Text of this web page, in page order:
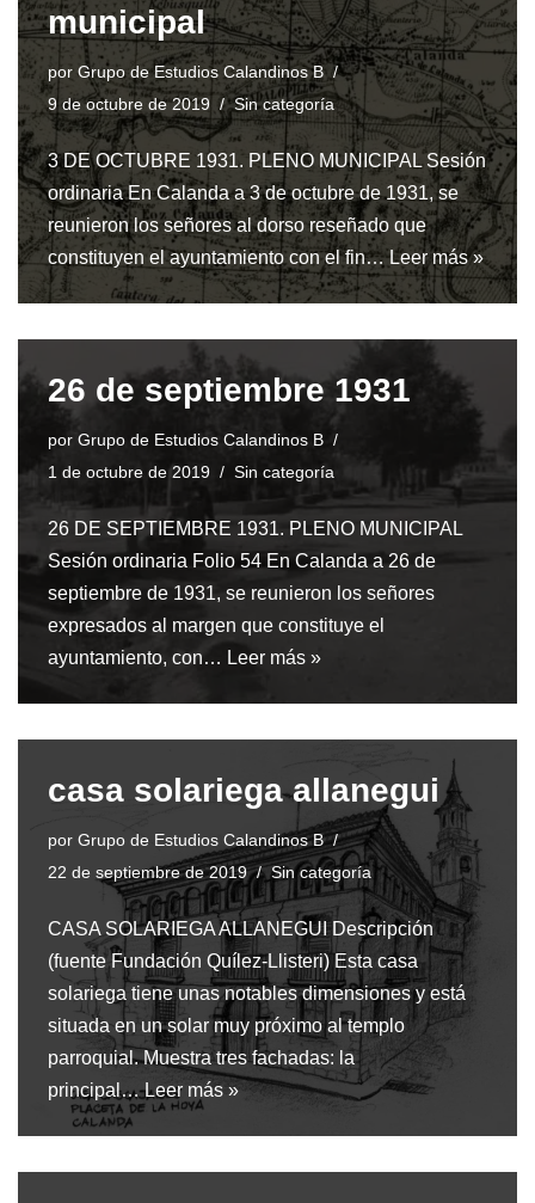
municipal
por Grupo de Estudios Calandinos B
9 de octubre de 2019
Sin categoría
3 DE OCTUBRE 1931. PLENO MUNICIPAL Sesión
ordinaria En Calanda a 3 de octubre de 1931, se
reunieron los señores al dorso reseñado que
constituyen el ayuntamiento con el fin…Leer más »
26 de septiembre 1931
por Grupo de Estudios Calandinos B
1 de octubre de 2019
Sin categoría
26 DE SEPTIEMBRE 1931. PLENO MUNICIPAL
Sesión ordinaria Folio 54 En Calanda a 26 de
septiembre de 1931, se reunieron los señores
expresados al margen que constituye el
ayuntamiento, con… Leer más »
casa solariega allanegui
por Grupo de Estudios Calandinos B
22 de septiembre de 2019
Sin categoría
CASA SOLARIEGA ALLANEGUI Descripción
(fuente Fundación Quílez-Llisteri) Esta casa
solariega tiene unas notables dimensiones y está
situada en un solar muy próximo al templo
parroquial. Muestra tres fachadas: la
principal…Leer más »